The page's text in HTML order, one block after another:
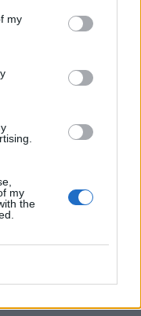
my
my
the
să-i schimbe
lor e
susține
publice! „Nu
Sunt tot
muncească